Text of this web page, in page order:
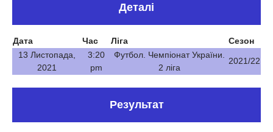
Деталі
Дата Час Ліга
Сезон
13 Листопада,
2021
3:20
pm
Футбол. Чемпіонат України.
2 ліга
2021/22
Результат